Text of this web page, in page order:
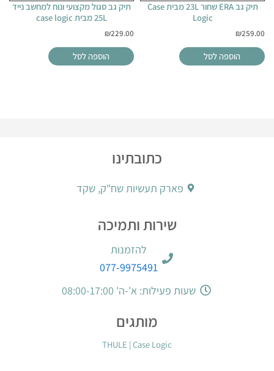
תיק גב ERA שחור 23L מבית Case
Logic
₪259.00
הוספה לסל
תיק גב סגול מקצועי ונוח למחשב נייד
25L מבית case logic
₪229.00
הוספה לסל
כתובתינו
פארק תעשיות שח"ק, שקד
שירות ותמיכה
להזמנות
077-9975491
שעות פעילות: א'-ה' 08:00-17:00
מותגים
THULE | Case Logic